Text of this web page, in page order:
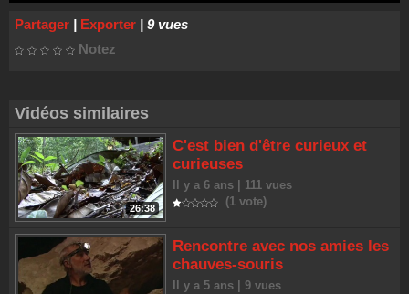
Vidéos similaires
26:38
C'est bien d'être curieux et
curieuses
Il y a 6 ans | 111 vues
(1 vote)
Rencontre avec nos amies les
chauves-souris
Il y a 5 ans | 9 vues
Partager | Exporter | 9 vues
Notez